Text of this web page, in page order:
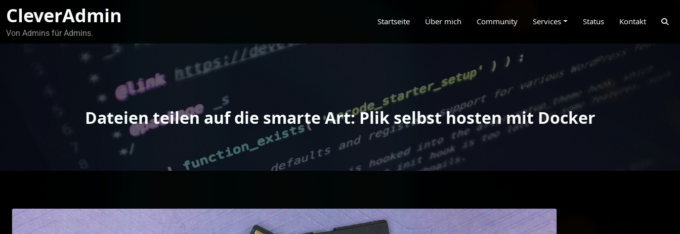
Inhalt
springen
CleverAdmin
Von Admins für Admins.
Startseite Über mich Community Services Status Kontakt
Dateien teilen auf die smarte Art: Plik selbst hosten mit Docker